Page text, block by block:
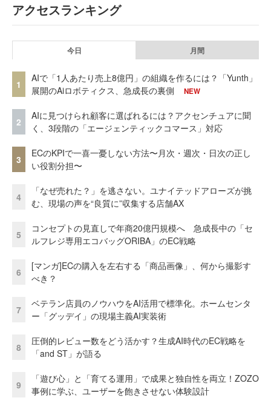
アクセスランキング
今日 月間
1
AIで「1人あたり売上8億円」の組織を作るには？「Yunth」
展開のAiロボティクス、急成長の裏側
NEW
2
AIに見つけられ顧客に選ばれるには？アクセンチュアに聞
く、3段階の「エージェンティックコマース」対応
3
ECのKPIで一喜一憂しない方法〜月次・週次・日次の正し
い役割分担〜
4
「なぜ売れた？」を逃さない。ユナイテッドアローズが挑
む、現場の声を“良質に”収集する店舗AX
5
コンセプトの見直しで年商20億円規模へ 急成長中の「セ
ルフレジ専用エコバッグORIBA」のEC戦略
6
[マンガ]ECの購入を左右する「商品画像」、何から撮影す
べき？
7
ベテラン店員のノウハウをAI活用で標準化。ホームセンタ
ー「グッデイ」の現場主義AI実装術
8
圧倒的レビュー数をどう活かす？生成AI時代のEC戦略を
「and ST」が語る
9
「遊び心」と「育てる運用」で成果と独自性を両立！ZOZO
事例に学ぶ、ユーザーを飽きさせない体験設計